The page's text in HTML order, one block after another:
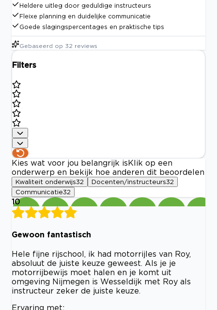
Heldere uitleg door geduldige instructeurs
Fleixe planning en duidelijke communicatie
Goede slagingspercentages en praktische tips
Gebaseerd op 32 reviews
Filters
Kies wat voor jou belangrijk is Klik op een
onderwerp en bekijk hoe anderen dit beoordelen
Kwaliteit onderwijs32 Docenten/instructeurs32
Communicatie32
10
Gewoon fantastisch
Hele fijne rijschool, ik had motorrijles van Roy,
absoluut de juiste keuze geweest. Als je je
motorrijbewijs moet halen en je komt uit
omgeving Nijmegen is Wesseldijk met Roy als
instructeur zeker de juiste keuze.
Ervaring met: